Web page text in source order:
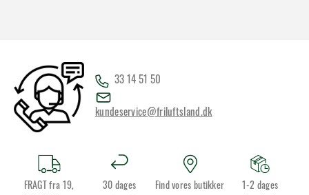
33 14 51 50
kundeservice@friluftsland.dk
FRAGT fra 19,
30 dages
Find vores butikker
1-2 dages